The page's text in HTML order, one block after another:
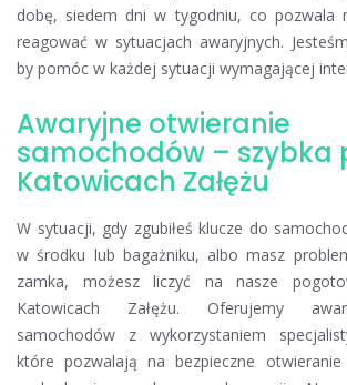
dobę, siedem dni w tygodniu, co pozwala
reagować w sytuacjach awaryjnych.
by pomóc w każdej sytuacji wymagającej
Awaryjne otwieranie
samochodów – szybka
Katowicach Załężu
W sytuacji, gdy zgubiłeś klucze do
w środku lub bagażniku, albo masz
zamka, możesz liczyć na nasze
Katowicach Załężu. Oferujemy
samochodów z wykorzystaniem
które pozwalają na bezpieczne